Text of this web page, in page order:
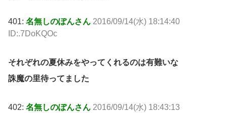
401: 名無しのぽんさん 2016/09/14(水) 18:14:40
ID:.7DoKQOc
それぞれの夏休みをやってくれるのは有難いな
誅魔の里待ってました
402: 名無しのぽんさん 2016/09/14(水) 18:43:13